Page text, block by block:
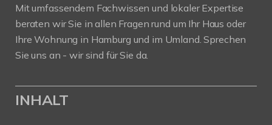
Mit umfassendem Fachwissen und lokaler Expertise
beraten wir Sie in allen Fragen rund um Ihr Haus oder
Ihre Wohnung in Hamburg und im Umland. Sprechen
Sie uns an - wir sind für Sie da.
INHALT